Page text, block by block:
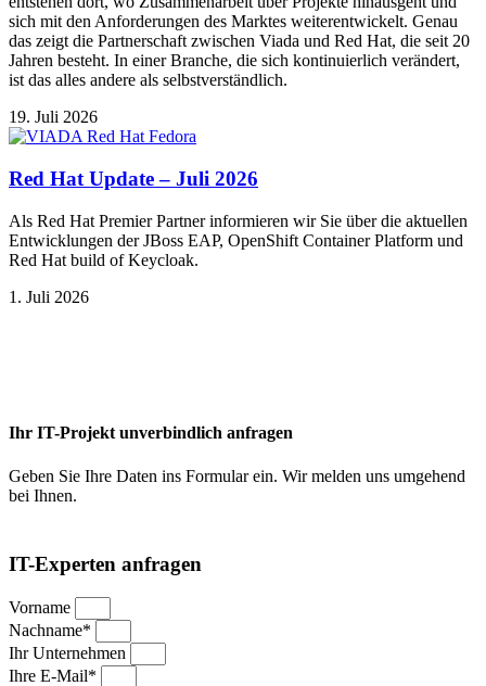
sich mit den Anforderungen des Marktes weiterentwickelt. Genau
das zeigt die Partnerschaft zwischen Viada und Red Hat, die seit 20
Jahren besteht. In einer Branche, die sich kontinuierlich verändert,
ist das alles andere als selbstverständlich.
19. Juli 2026
Red Hat Update – Juli 2026
Als Red Hat Premier Partner informieren wir Sie über die aktuellen
Entwicklungen der JBoss EAP, OpenShift Container Platform und
Red Hat build of Keycloak.
1. Juli 2026
Ihr IT-Projekt unverbindlich anfragen
Geben Sie Ihre Daten ins Formular ein. Wir melden uns umgehend
bei Ihnen.
IT-Experten anfragen
Vorname
Nachname*
Ihr Unternehmen
Ihre E-Mail*